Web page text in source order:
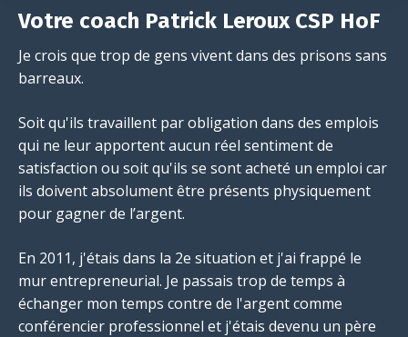
Votre coach Patrick Leroux CSP HoF
Je crois que trop de gens vivent dans des prisons sans
barreaux.
Soit qu'ils travaillent par obligation dans des emplois
qui ne leur apportent aucun réel sentiment de
satisfaction ou soit qu'ils se sont acheté un emploi car
ils doivent absolument être présents physiquement
pour gagner de l’argent.
En 2011, j'étais dans la 2e situation et j'ai frappé le
mur entrepreneurial. Je passais trop de temps à
échanger mon temps contre de l'argent comme
conférencier professionnel et j'étais devenu un père